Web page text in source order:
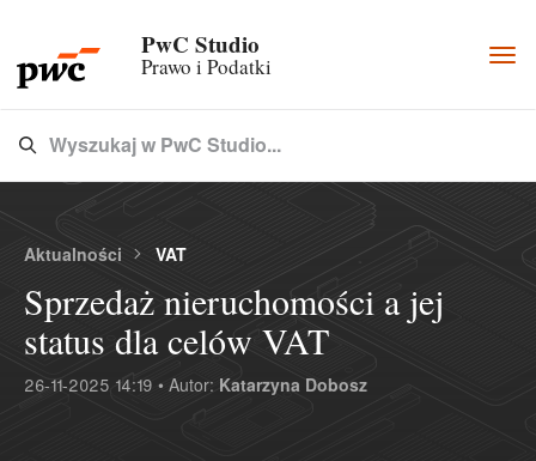
PwC Studio
Prawo i Podatki
Type 3 or more characters for results.
Wyszukaj w PwC Studio...
Aktualności VAT
Sprzedaż nieruchomości a jej
status dla celów VAT
26-11-2025 14:19 • Autor: Katarzyna Dobosz